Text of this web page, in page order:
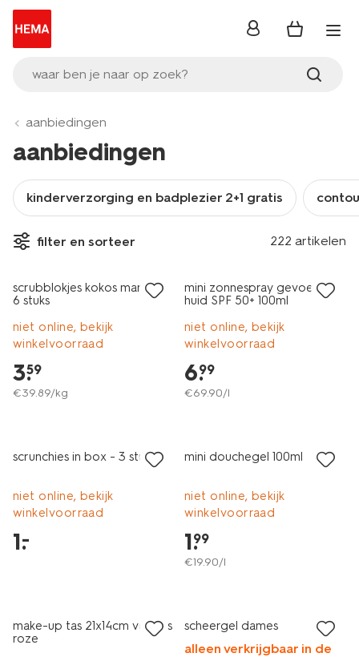
waar ben je naar op zoek?
inloggen
aanbiedingen
aanbiedingen
kinderverzorging en badplezier 2+1 gratis
filter en sorteer 222 artikelen
2 voor 3.99
scrubblokjes kokos mango -
6 stuks
niet online, bekijk
winkelvoorraad
3.
59
€39.89/kg
mini zonnespray gevoelige
huid SPF 50+ 100ml
niet online, bekijk
winkelvoorraad
6.
99
€69.90/l
scrunchies in box - 3 stuks
niet online, bekijk
winkelvoorraad
1.
–
mini douchegel 100ml
niet online, bekijk
winkelvoorraad
1.
99
€19.90/l
make-up tas 21x14cm velours
roze
scheergel dames
alleen verkrijgbaar in de